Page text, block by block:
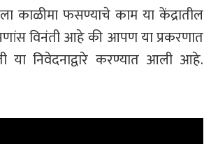
काळीमा फसण्याचे काम या केंद्रातील
विनंती आहे की आपण या प्रकरणात
या निवेदनाद्वारे करण्यात आली आहे.